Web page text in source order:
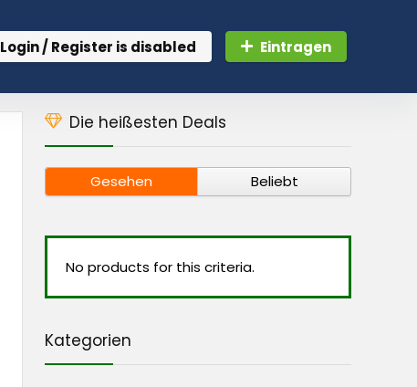
Login / Register is disabled Eintragen
Die heißesten Deals
Gesehen Beliebt
No products for this criteria.
Kategorien